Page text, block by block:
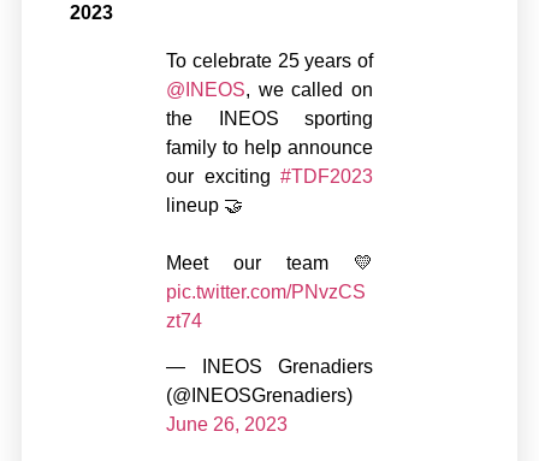
2023
To celebrate 25 years of
@INEOS, we called on
the INEOS sporting
family to help announce
our exciting#TDF2023
lineup 🤝
Meet our team 💛
pic.twitter.com/PNvzCS
zt74
— INEOS Grenadiers
(@INEOSGrenadiers)
June 26, 2023